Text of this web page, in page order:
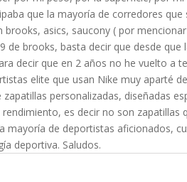
que la mayoría de corredores
brooks, asics, saucony ( por
de brooks, basta decir que desde que
decir que en 2 años no he vuelto a
elite que usan Nike muy aparté
personalizadas, diseñadas
es decir no son zapatillas
mayoría de deportistas aficionados,
deportiva. Saludos.